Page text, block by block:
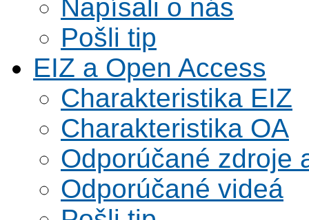
Napísali o nás
Pošli tip
EIZ a Open Access
Charakteristika EIZ
Charakteristika OA
Odporúčané zdroje
Odporúčané videá